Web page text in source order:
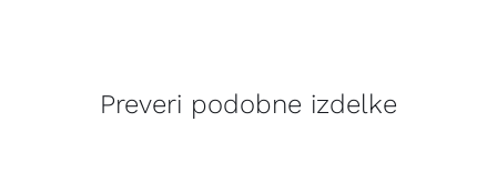
Preveri podobne izdelke